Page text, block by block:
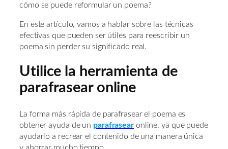
cómo se puede reformular un poema?
En este artículo, vamos a hablar sobre las técnicas
efectivas que pueden ser útiles para reescribir un
poema sin perder su significado real.
Utilice la herramienta de
parafrasear online
La forma más rápida de parafrasear el poema es
obtener ayuda de un parafrasearonline, ya que puede
ayudarlo a recrear el contenido de una manera única